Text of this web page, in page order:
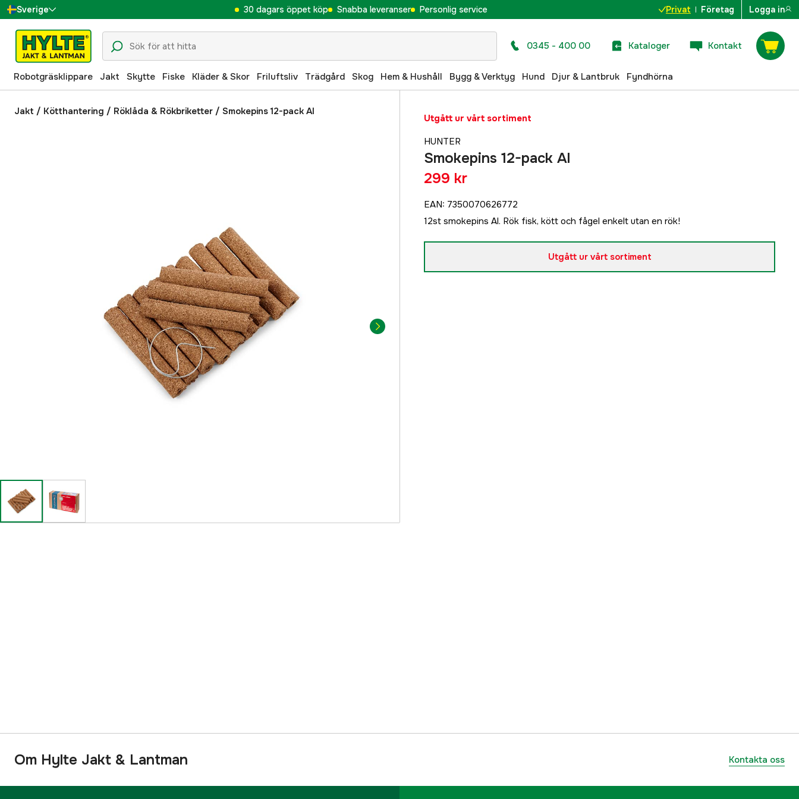
Sverige
Danmark
Suomi
Norge
Deutschland
30 dagars öppet köp Snabba leveranser Personlig service Privat Företag Logga in
0345 - 400 00 Kataloger Kontakt
Robotgräsklippare Jakt Skytte Fiske Kläder & Skor Friluftsliv Trädgård Skog Hem & Hushåll Bygg & Verktyg Hund Djur & Lantbruk Fyndhörna
Jakt / Kötthantering / Röklåda & Rökbriketter / Smokepins 12-pack Al
Utgått ur vårt sortiment
HUNTER
Smokepins 12-pack Al
299 kr
EAN: 7350070626772
12st smokepins Al. Rök fisk, kött och fågel enkelt utan en rök!
Utgått ur vårt sortiment
Om Hylte Jakt & Lantman Kontakta oss